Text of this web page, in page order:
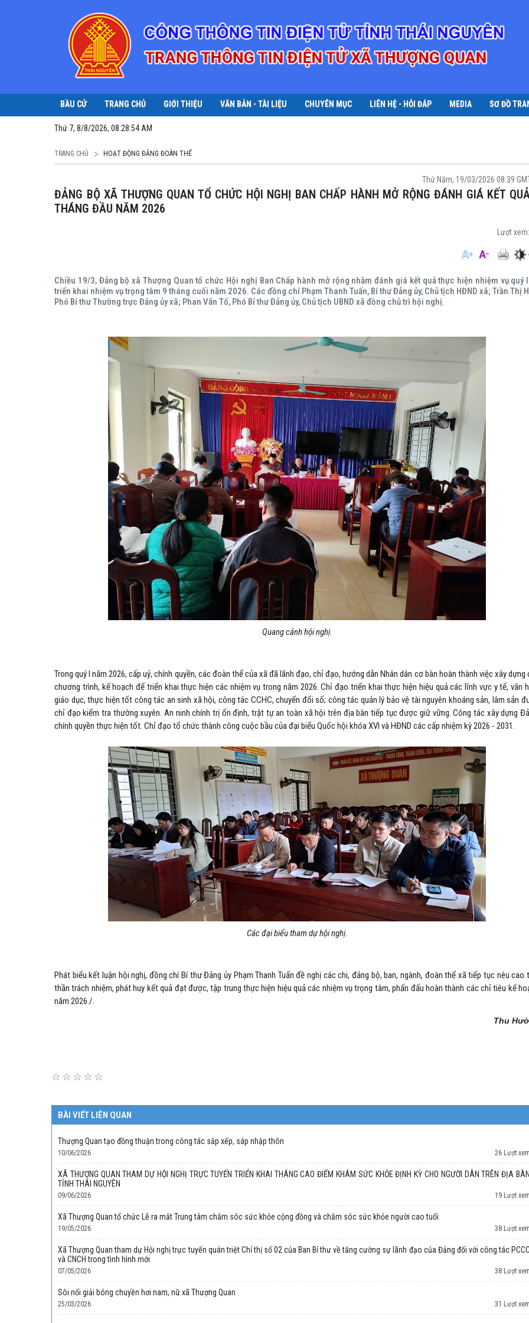
BẦU CỬ TRANG CHỦ GIỚI THIỆU VĂN BẢN - TÀI LIỆU CHUYÊN MỤC LIÊN HỆ - HỎI ĐÁP MEDIA SƠ ĐỒ
Thứ 7, 8/8/2026, 08:28:55 AM
TRANG CHỦ HOẠT ĐỘNG ĐẢNG ĐOÀN THỂ
Thứ Năm, 19/03/2026 08:39
ĐẢNG BỘ XÃ THƯỢNG QUAN TỔ CHỨC HỘI NGHỊ BAN CHẤP HÀNH MỞ RỘNG ĐÁNH GIÁ KẾT QUẢ 3
THÁNG ĐẦU NĂM 2026
Lượt xem:
Chiều 19/3, Đảng bộ xã Thượng Quan tổ chức Hội nghị Ban Chấp hành mở rộng nhằm đánh giá kết quả thực hiện nhiệm vụ quý
triển khai nhiệm vụ trọng tâm 9 tháng cuối năm 2026. Các đồng chí Phạm Thanh Tuấn, Bí thư Đảng ủy, Chủ tịch HĐND xã; Trần Thị
Phó Bí thư Thường trực Đảng ủy xã; Phan Văn Tố, Phó Bí thư Đảng ủy, Chủ tịch UBND xã đồng chủ trì hội nghị.
Quang cảnh hội nghị.
Trong quý I năm 2026, cấp uỷ, chính quyền, các đoàn thể của xã đã lãnh đạo, chỉ đạo, hướng dẫn Nhân dân cơ bàn hoàn thành việc xây dựng
chương trình, kế hoạch để triển khai thực hiện các nhiệm vụ trong năm 2026. Chỉ đạo triển khai thực hiện hiệu quả các lĩnh vực y tế, văn
giáo dục, thực hiện tốt công tác an sinh xã hội, công tác CCHC, chuyển đổi số; công tác quản lý bảo vệ tài nguyên khoáng sản, lâm sản
chỉ đạo kiểm tra thường xuyên. An ninh chính trị ổn định, trật tự an toàn xã hội trên địa bàn tiếp tục được giữ vững. Công tác xây dựng
chính quyền thực hiện tốt. Chỉ đạo tổ chức thành công cuộc bầu của đại biểu Quốc hội khóa XVI và HĐND các cấp nhiệm kỳ 2026 - 2031.
Các đại biểu tham dự hội nghị.
Phát biểu kết luận hội nghị, đồng chí Bí thư Đảng ủy Phạm Thanh Tuấn đề nghị các chi, đảng bộ, ban, ngành, đoàn thể xã tiếp tục nêu cao
thần trách nhiệm, phát huy kết quả đạt được, tập trung thực hiện hiệu quả các nhiệm vụ trọng tâm, phấn đấu hoàn thành các chỉ tiêu kế
năm 2026./.
Thu
BÀI VIẾT LIÊN QUAN
Thượng Quan tạo đồng thuận trong công tác sắp xếp, sáp nhập thôn
10/06/2026 26 Lượt xem
XÃ THƯỢNG QUAN THAM DỰ HỘI NGHỊ TRỰC TUYẾN TRIỂN KHAI THÁNG CAO ĐIỂM KHÁM SỨC KHỎE ĐỊNH KỲ CHO NGƯỜI DÂN TRÊN ĐỊA BÀN
TỈNH THÁI NGUYÊN
09/06/2026 19 Lượt xem
Xã Thượng Quan tổ chức Lễ ra mắt Trung tâm chăm sóc sức khỏe cộng đồng và chăm sóc sức khỏe người cao tuổi
19/05/2026 38 Lượt xem
Xã Thượng Quan tham dự Hội nghị trực tuyến quán triệt Chỉ thị số 02 của Ban Bí thư về tăng cường sự lãnh đạo của Đảng đối với công tác PCCC
và CNCH trong tình hình mới
07/05/2026 38 Lượt xem
Sôi nổi giải bóng chuyền hơi nam, nữ xã Thượng Quan
25/03/2026 31 Lượt xem